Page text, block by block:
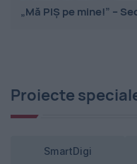
„Mă PIȘ pe mine!” –
Proiecte
SmartDigi